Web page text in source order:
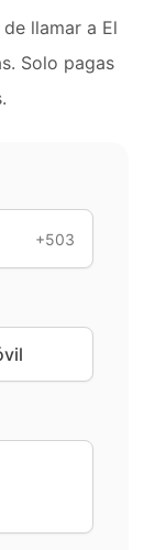
llamar a El
Solo pagas
+503